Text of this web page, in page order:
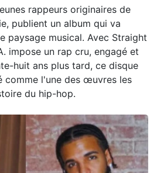
rappeurs originaires de
publient un album qui va
paysage musical. Avec Straight
impose un rap cru, engagé et
huit ans plus tard, ce disque
comme l'une des œuvres les
du hip-hop.